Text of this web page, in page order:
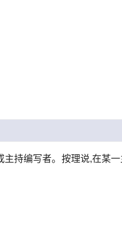
主持编写者。按理说,在某